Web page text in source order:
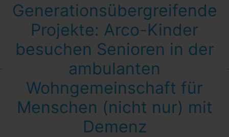
Generationsübergreifende
Projekte: Arco-Kinder
besuchen Senioren in der
ambulanten
Wohngemeinschaft für
Menschen (nicht nur) mit
Demenz